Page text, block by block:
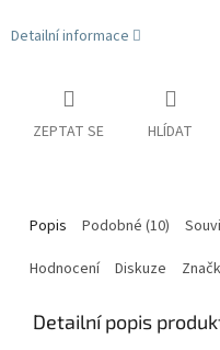
Detailní informace
ZEPTAT SE HLÍDAT
Popis Podobné (10)
Hodnocení
Diskuze
Detailní popis